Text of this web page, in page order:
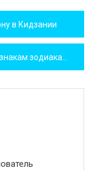
в Кидзании
В чем встречать Новый год 2018 по знакам зодиака